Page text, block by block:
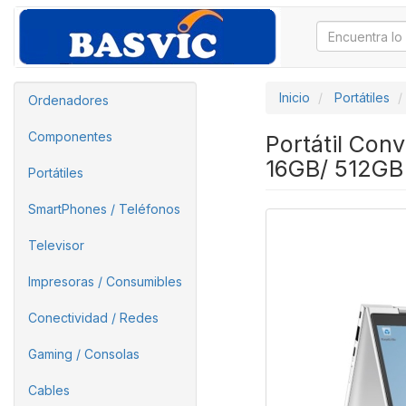
Ordenadores
Componentes
Portátiles
SmartPhones / Teléfonos
Televisor
Impresoras / Consumibles
Conectividad / Redes
Gaming / Consolas
Cables
Inicio Portátiles
Portátil
16GB/